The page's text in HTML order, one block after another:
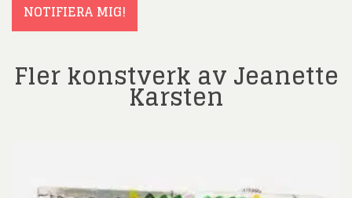
NOTIFIERA MIG!
Fler konstverk av Jeanette
Karsten